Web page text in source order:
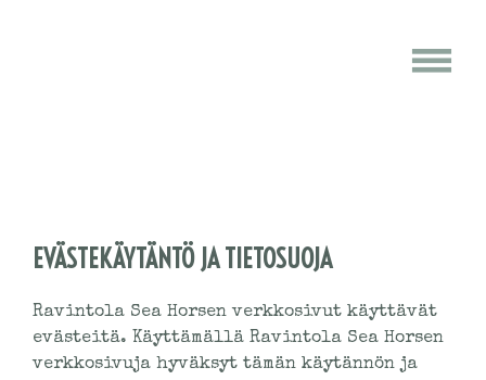
EVÄSTEKÄYTÄNTÖ JA TIETOSUOJA
Ravintola Sea Horsen verkkosivut käyttävät
evästeitä. Käyttämällä Ravintola Sea Horsen
verkkosivuja hyväksyt tämän käytännön ja